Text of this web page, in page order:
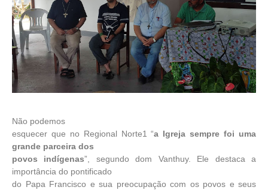
Não podemos
esquecer que no Regional Norte1 “a Igreja sempre foi uma
grande parceira dos
povos indígenas”, segundo dom Vanthuy. Ele destaca a
importância do pontificado
do Papa Francisco e sua preocupação com os povos e seus